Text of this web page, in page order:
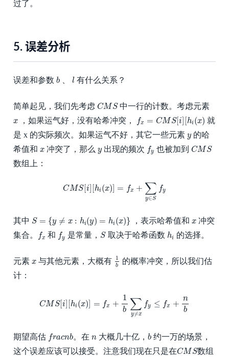
过了。
5.误差分析
误差和参数 b
b、 ll有什么关系？
简单起见，我们先考虑 CMS
CMS 中一行的计数。考虑元素
x
x，如果运气好，没有哈希冲突， fx = CMS[i] [hi(x)
x MS[ i][hi(x)
就
是 x 的实际频次。如果运气不好，其它一些元素 y
y的哈
希值和 x
x冲突了，那么 y
y出现的频次 fy
y 也被加到 CMS
CMS
数组上：
CMS[i] [hi(x)] = fx + ∑
y∈S
fy
C MS[i ][h ( )] +∑ ∈Sfy
其中 S = {y ≠ x : hi(y) = hi (x)}
S= ≠ hi h (x )} ，表示哈希值和 x
x冲突
集合。
fx
x 和 fy
fy 是常量， S
S取决于哈希函数 hi
hi 的选择。
元素 x
x与其他元素，大概有 1
b
1
的概率冲突，所以我们估
计：
CM S[i] [hi(x)] = fx +
1
b ∑
y≠x
fy ≤ fx + n
b
b∑
期望高估 fracnb
racnb 。在 n
n大概几十亿， b
b约一万的场景，
这个误差应该可以接受。注意我们现在只是在CM S
CMS 数组